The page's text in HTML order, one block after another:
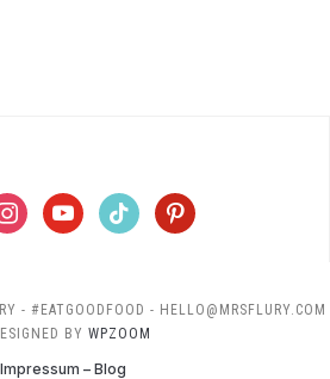
youtubetiktok pinterest
- #EATGOODFOOD - HELLO@MRSFLURY.COM
BY WPZOOM
Impressum – Blog